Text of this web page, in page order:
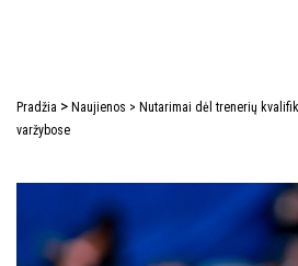
Pradžia > Naujienos > Nutarimai dėl trenerių
varžybose